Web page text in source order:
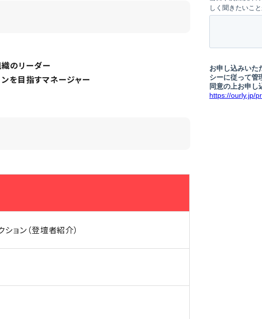
のリーダー
を目指すマネージャー
ション（登壇者紹介）